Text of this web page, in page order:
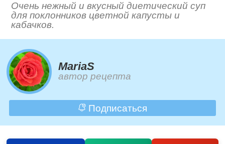
Очень нежный и вкусный диетический суп
для поклонников цветной капусты и
кабачков.
MariaS
автор рецепта
Подписаться